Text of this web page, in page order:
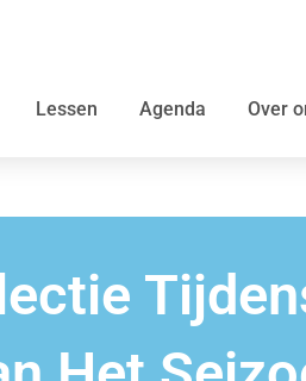
Lessen Agenda Over